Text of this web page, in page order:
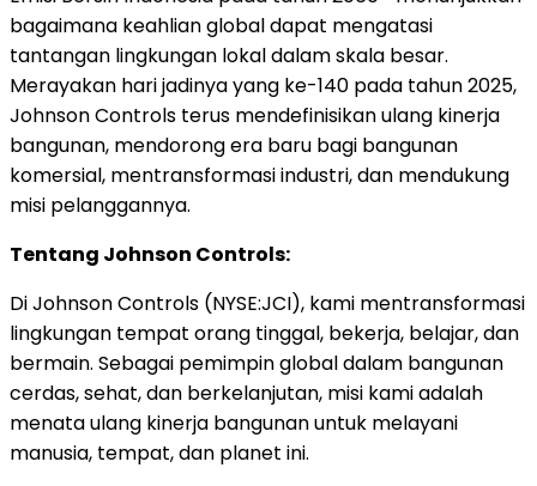
bagaimana keahlian global dapat mengatasi
tantangan lingkungan lokal dalam skala besar.
Merayakan hari jadinya yang ke-140 pada tahun 2025,
Johnson Controls terus mendefinisikan ulang kinerja
bangunan, mendorong era baru bagi bangunan
komersial, mentransformasi industri, dan mendukung
misi pelanggannya.
Tentang Johnson Controls:
Di Johnson Controls (NYSE:JCI), kami mentransformasi
lingkungan tempat orang tinggal, bekerja, belajar, dan
bermain. Sebagai pemimpin global dalam bangunan
cerdas, sehat, dan berkelanjutan, misi kami adalah
menata ulang kinerja bangunan untuk melayani
manusia, tempat, dan planet ini.